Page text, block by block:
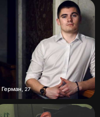
Герман 27